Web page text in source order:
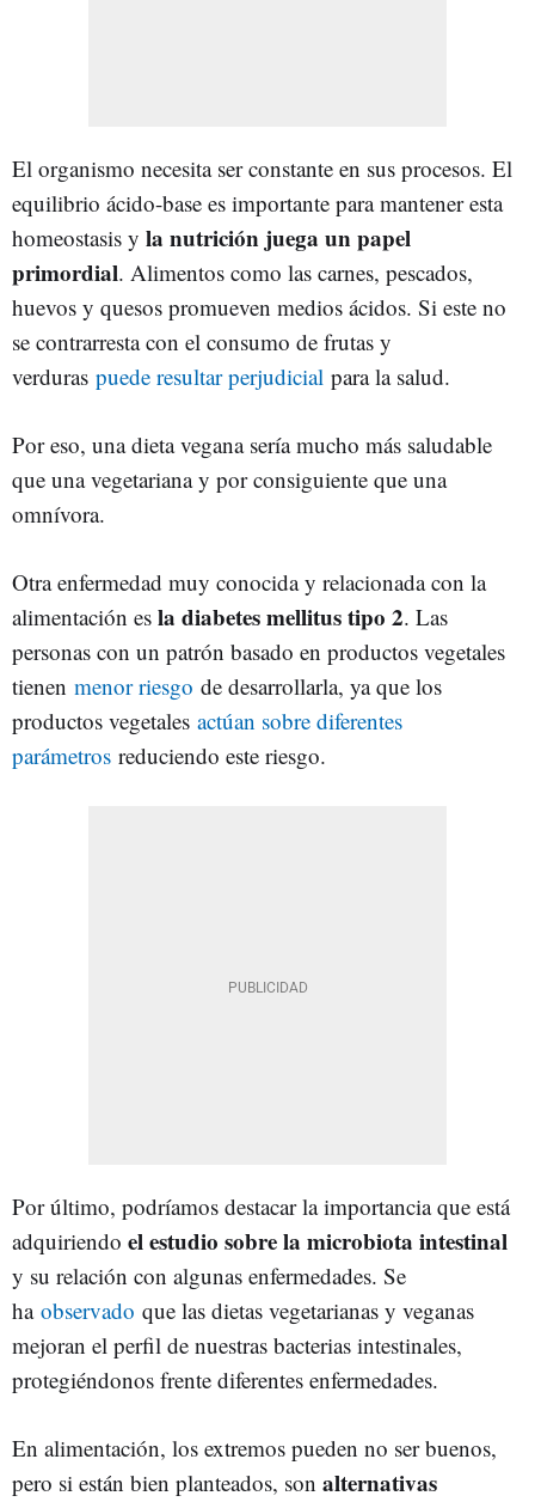
El organismo necesita ser constante en sus procesos. El
equilibrio ácido-base es importante para mantener esta
homeostasis y la nutrición juega un papel
primordial. Alimentos como las carnes, pescados,
huevos y quesos promueven medios ácidos. Si este no
se contrarresta con el consumo de frutas y
verduras puede resultar perjudicial para la salud.
Por eso, una dieta vegana sería mucho más saludable
que una vegetariana y por consiguiente que una
omnívora.
Otra enfermedad muy conocida y relacionada con la
alimentación es la diabetes mellitus tipo 2. Las
personas con un patrón basado en productos vegetales
tienen menor riesgo de desarrollarla, ya que los
productos vegetales actúan sobre diferentes
parámetros reduciendo este riesgo.
Por último, podríamos destacar la importancia que está
adquiriendo el estudio sobre la microbiota intestinal
y su relación con algunas enfermedades. Se
ha observado que las dietas vegetarianas y veganas
mejoran el perfil de nuestras bacterias intestinales,
protegiéndonos frente diferentes enfermedades.
En alimentación, los extremos pueden no ser buenos,
pero si están bien planteados, son alternativas